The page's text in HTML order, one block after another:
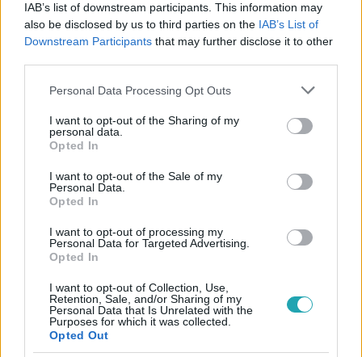
IAB’s list of downstream participants. This information may
also be disclosed by us to third parties on the IAB’s List of
Downstream Participants that may further disclose it to other
Please note that this website/app uses one or more Google
not limited to your visit or usage behaviour. You may click to
grant or deny consent to Google and its third-party tags to
use your data for below specified purposes in below Google
consent section.
Personal Data Processing Opt Outs
I want to opt-out of the Sharing of my
personal data.
Opted In
I want to opt-out of the Sale of my
Personal Data.
Opted In
I want to opt-out of processing my
Personal Data for Targeted Advertising.
Opted In
I want to opt-out of Collection, Use,
Retention, Sale, and/or Sharing of my
Personal Data that Is Unrelated with the
Purposes for which it was collected.
Opted Out
Követem
BULVÁR #MAGYAR SZTÁROK
GYERMEKVÁLLALÁS HORMONHÁZTARTÁS
Népszerű